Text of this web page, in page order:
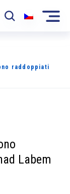
raddoppiati
Labem